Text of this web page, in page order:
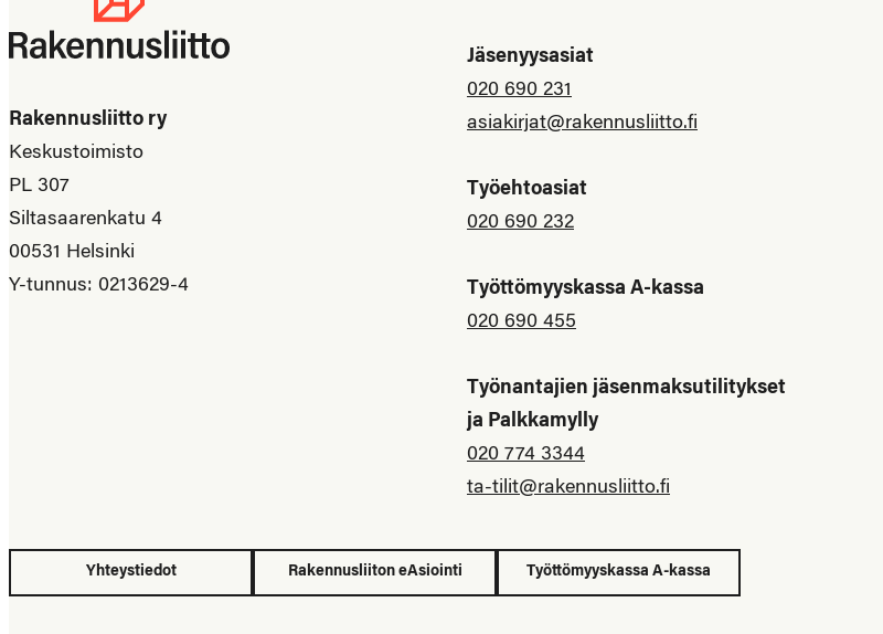
Rakennusliitto ry
Keskustoimisto
PL 307
Siltasaarenkatu 4
00531 Helsinki
Y-tunnus: 0213629-4
Jäsenyysasiat
020 690 231
asiakirjat@rakennusliitto.fi
Työehtoasiat
020 690 232
Työttömyyskassa A-kassa
020 690 455
Työnantajien jäsenmaksutilitykset
ja Palkkamylly
020 774 3344
ta-tilit@rakennusliitto.fi
Yhteystiedot Rakennusliiton eAsiointi Työttömyyskassa A-kassa